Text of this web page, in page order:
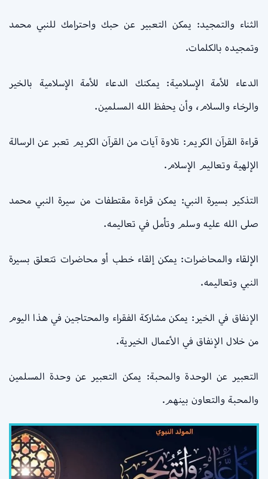
الثناء والتمجيد: يمكن التعبير عن حبك واحترامك للنبي محمد
وتمجيده بالكلمات.
الدعاء للأمة الإسلامية: يمكنك الدعاء للأمة الإسلامية بالخير
والرخاء والسلام، وأن يحفظ الله المسلمين.
قراءة القرآن الكريم: تلاوة آيات من القرآن الكريم تعبر عن الرسالة
الإلهية وتعاليم الإسلام.
التذكير بسيرة النبي: يمكن قراءة مقتطفات من سيرة النبي محمد
صلى الله عليه وسلم وتأمل في تعاليمه.
الإلقاء والمحاضرات: يمكن إلقاء خطب أو محاضرات تتعلق بسيرة
النبي وتعاليمه.
الإنفاق في الخير: يمكن مشاركة الفقراء والمحتاجين في هذا اليوم
من خلال الإنفاق في الأعمال الخيرية.
التعبير عن الوحدة والمحبة: يمكن التعبير عن وحدة المسلمين
والمحبة والتعاون بينهم.